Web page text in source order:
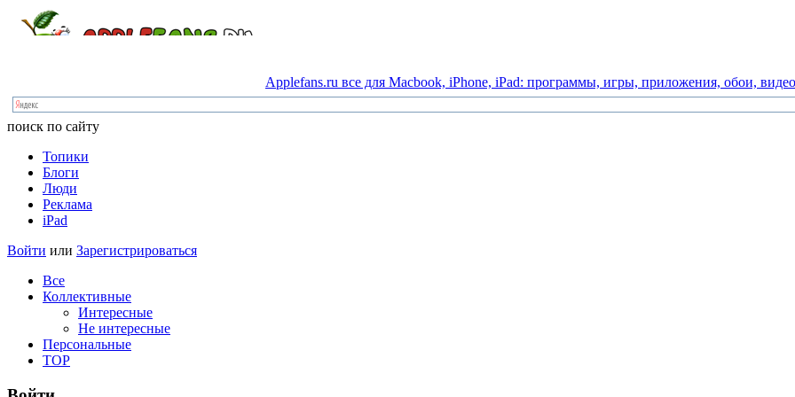
Applefans.ru все для Macbook, iPhone, iPad: программы, игры, приложения, обои, видео
поиск по сайту
Топики
Блоги
Люди
Реклама
iPad
Войти или Зарегистрироваться
Все
Коллективные
Интересные
Не интересные
Персональные
TOP